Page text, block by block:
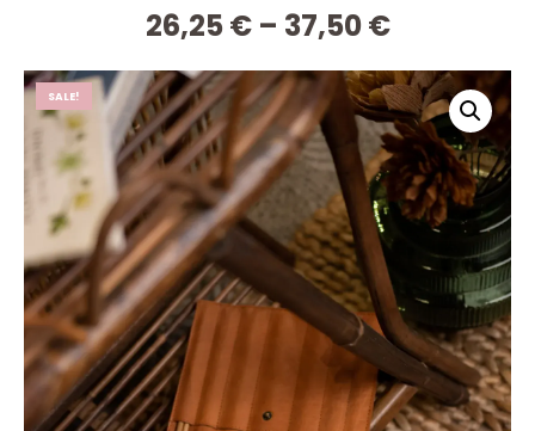
26,25€– 37,50€
SALE!